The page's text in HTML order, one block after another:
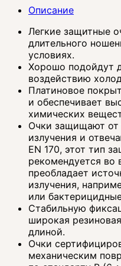
Описание
Легкие защитные
длительного
условиях.
Хорошо подойдут
воздействию
Платиновое
и обеспечивает
химических
Очки защищают от
излучения и
EN 170, этот тип
рекомендуется во
преобладает
излучения,
или
Стабильную
широкая
длиной.
Очки
механическим